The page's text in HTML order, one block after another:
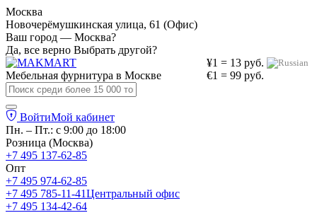
Москва
Новочерёмушкинская улица, 61 (Офис)
Ваш город — Москва?
Да, все верно Выбрать другой?
¥1 = 13 руб.
€1 = 99 руб.
Мебельная фурнитура в Москве
ВойтиМой кабинет
Пн. – Пт.: с 9:00 до 18:00
Розница (Москва)
+7 495 137-62-85
Опт
+7 495 974-62-85
+7 495 785-11-41Центральный офис
+7 495 134-42-64